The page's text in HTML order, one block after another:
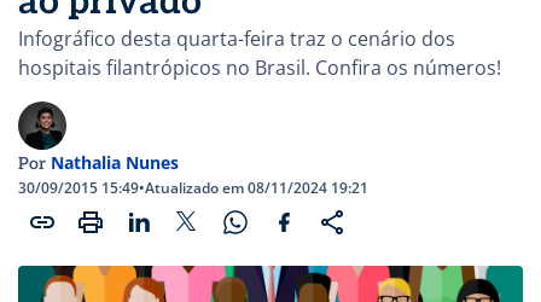
Infográfico desta quarta-feira traz o cenário dos
hospitais filantrópicos no Brasil. Confira os números!
Por Nathalia Nunes
30/09/2015 15:49•Atualizado em 08/11/2024 19:21